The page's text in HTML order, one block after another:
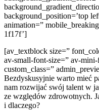
background_position=’top
animation=”
1f17f’]
[av_textblock size=”
av-small-font-size=” av-mini-
custom_class=”
Bezdyskusyjnie warto mieć
nam rozwijać swój talent w
ze względów zdrowotnych.
i dlaczego?